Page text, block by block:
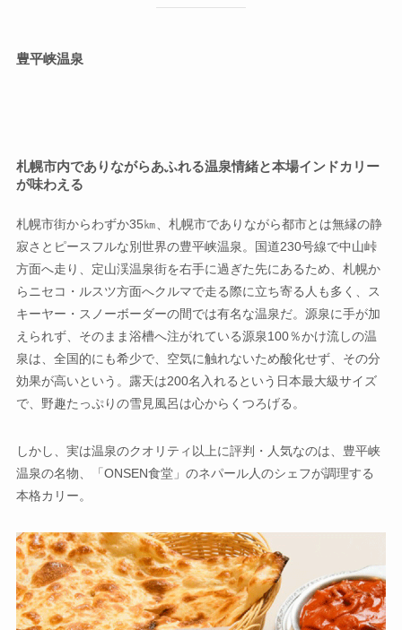
豊平峡温泉
札幌市内でありながらあふれる温泉情緒と本場インドカリー
が味わえる
札幌市街からわずか35㎞、札幌市でありながら都市とは無縁の静
寂さとピースフルな別世界の豊平峡温泉。国道230号線で中山峠
方面へ走り、定山渓温泉街を右手に過ぎた先にあるため、札幌か
らニセコ・ルスツ方面へクルマで走る際に立ち寄る人も多く、ス
キーヤー・スノーボーダーの間では有名な温泉だ。源泉に手が加
えられず、そのまま浴槽へ注がれている源泉100％かけ流しの温
泉は、全国的にも希少で、空気に触れないため酸化せず、その分
効果が高いという。露天は200名入れるという日本最大級サイズ
で、野趣たっぷりの雪見風呂は心からくつろげる。
しかし、実は温泉のクオリティ以上に評判・人気なのは、豊平峡
温泉の名物、「ONSEN食堂」のネパール人のシェフが調理する
本格カリー。